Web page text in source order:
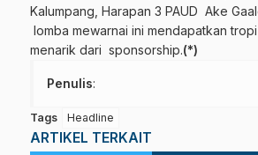
Kalumpang, Harapan 3 PAUD Ake
lomba mewarnai ini mendapatkan
menarik dari sponsorship.(*)
Penulis:
Tags Headline
ARTIKEL TERKAIT